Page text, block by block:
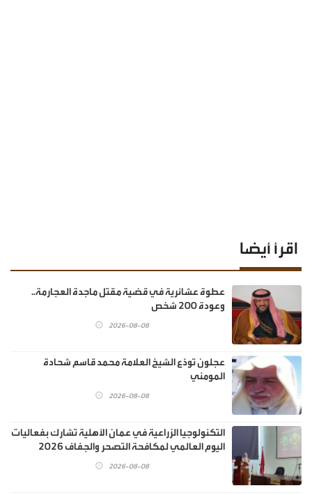
اقرأ أيضا
عطوة عشائرية في قضية مقتل ماجدة العجارمة..
وعودة 200 شخص
2026-08-08
عجلون تودّع الشيخ العلامة محمد قاسم شحادة
المومني
2026-08-08
التكنولوجيا الزراعية في عمان الأهلية تشارك بفعاليات
اليوم العالمي لمكافحة التصحر والجفاف 2026
2026-08-08